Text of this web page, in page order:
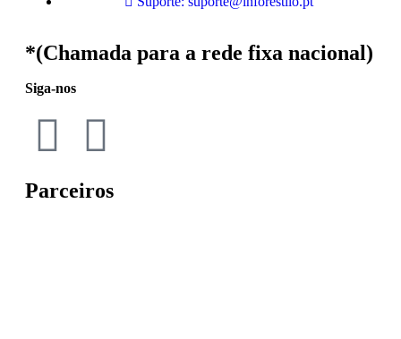
*(Chamada para a rede fixa nacional)
Siga-nos
Parceiros